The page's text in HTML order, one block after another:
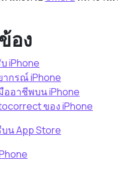
อง
iPhone
กรณ์ iPhone
อาชีพบน iPhone
ของ iPhone
น App Store